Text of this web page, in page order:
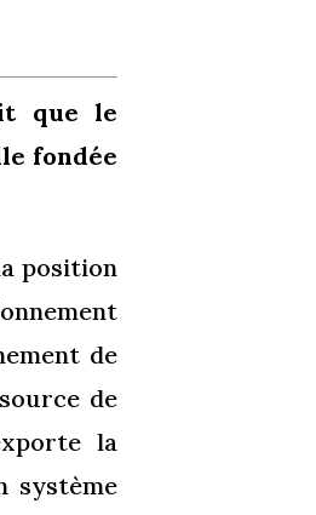
que le
fondée
position
de
de
la
système